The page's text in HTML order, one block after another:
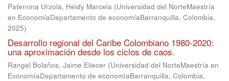
Paternina Urzola, Heidy Marcela (Universidad del NorteMaestría
en EconomíaDepartamento de economíaBarranquilla, Colombia,
2025)
Desarrollo regional del Caribe Colombiano 1980-2020:
una aproximación desde los ciclos de caos.
Rangel Bolaños, Jaime Eliecer (Universidad del NorteMaestría en
EconomíaDepartamento de economíaBarranquilla, Colombia,